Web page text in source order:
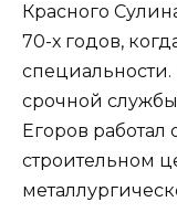
Красного
70-х годов,
срочной
Егоров
строительном